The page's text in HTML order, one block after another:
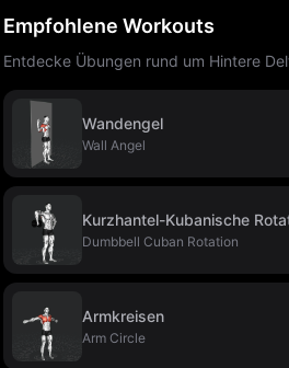
Empfohlene Workouts
Entdecke Übungen rund um Hintere
Wandengel
Wall Angel
Kurzhantel-Kubanische
Dumbbell Cuban Rotation
Armkreisen
Arm Circle